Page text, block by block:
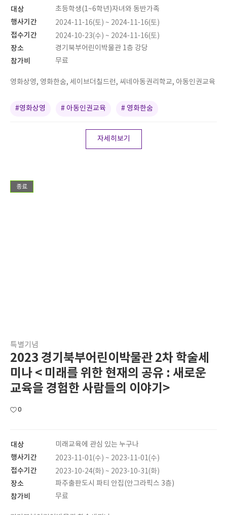
대상 초등학생(1~6학년)자녀와 동반가족
행사기간 2024-11-16(토) ~ 2024-11-16(토)
접수기간 2024-10-23(수) ~ 2024-11-16(토)
장소 경기북부어린이박물관 1층 강당
참가비 무료
영화상영, 영화한숨, 세이브더칠드런, 씨네아동권리학교, 아동인권교육
#영화상영 # 아동인권교육 # 영화한숨
자세히보기
종료
특별기념
2023 경기북부어린이박물관 2차 학술세
미나 < 미래를 위한 현재의 공유 : 새로운
교육을 경험한 사람들의 이야기>
0
대상 미래교육에 관심 있는 누구나
행사기간 2023-11-01(수) ~ 2023-11-01(수)
접수기간 2023-10-24(화) ~ 2023-10-31(화)
장소 파주출판도시 파티 안집(안그라픽스 3층)
참가비 무료